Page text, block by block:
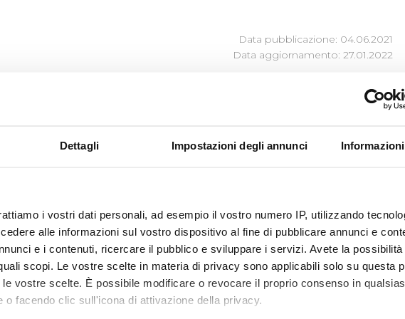
Dettagli Impostazioni degli annunci
i vostri dati personali, ad esempio il vostro numero IP, utilizzando
alle informazioni sul vostro dispositivo al fine di pubblicare annunci e
e i contenuti, ricercare il pubblico e sviluppare i servizi. Avete la
scopi. Le vostre scelte in materia di privacy sono applicabili solo su questa
vostre scelte. È possibile modificare o revocare il proprio consenso in
o facendo clic sull'icona di attivazione della privacy.
Data pubblicazione: 04.06.2021
Data aggiornamento: 27.01.2022
dott. Matteo Colombi.
alla presentazione di dette istante è il seguente:
non deve essere motivata e sostenuta da un interesse qualificato e
la pubblicazione del documento, dell’informazione o del dato